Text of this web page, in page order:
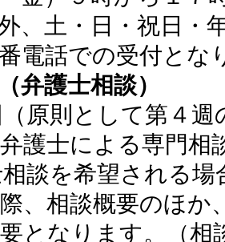
、土・日・祝日・
電話での受付とな
弁護士相談）
原則として第４週
護士による専門相
談を希望される場
、相談概要のほか
となります。（相